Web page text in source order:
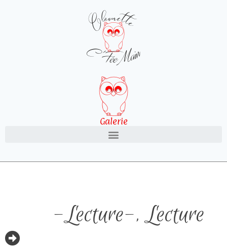
Galerie
-Lecture-,Lecture